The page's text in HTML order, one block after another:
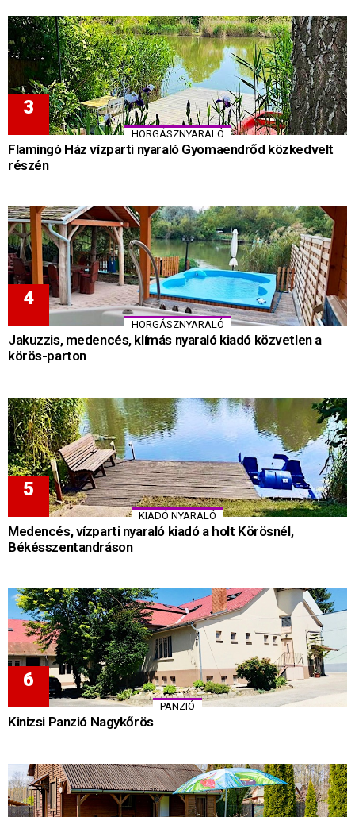
HORGÁSZNYARALÓ
Flamingó Ház vízparti nyaraló Gyomaendrőd közkedvelt
részén
HORGÁSZNYARALÓ
Jakuzzis, medencés, klímás nyaraló kiadó közvetlen a
körös-parton
KIADÓ NYARALÓ
Medencés, vízparti nyaraló kiadó a holt Körösnél,
Békésszentandráson
PANZIÓ
Kinizsi Panzió Nagykőrös